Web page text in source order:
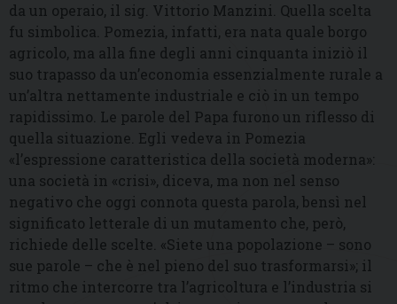
da un operaio, il sig. Vittorio Manzini. Quella scelta
fu simbolica. Pomezia, infatti, era nata quale borgo
agricolo, ma alla fine degli anni cinquanta iniziò il
suo trapasso da un’economia essenzialmente rurale a
un’altra nettamente industriale e ciò in un tempo
rapidissimo. Le parole del Papa furono un riflesso di
quella situazione. Egli vedeva in Pomezia
«l’espressione caratteristica della società moderna»:
una società in «crisi», diceva, ma non nel senso
negativo che oggi connota questa parola, bensì nel
significato letterale di un mutamento che, però,
richiede delle scelte. «Siete una popolazione – sono
sue parole – che è nel pieno del suo trasformarsi»; il
ritmo che intercorre tra l’agricoltura e l’industria si